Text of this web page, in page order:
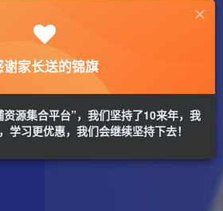
谢家长送的锦旗
源集合平台”，我们坚持了10来年，我
学习更优惠，我们会继续坚持下去！